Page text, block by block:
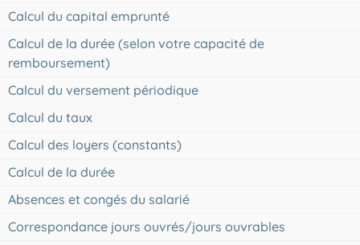
Calcul du capital emprunté
Calcul de la durée (selon votre capacité de
remboursement)
Calcul du versement périodique
Calcul du taux
Calcul des loyers (constants)
Calcul de la durée
Absences et congés du salarié
Correspondance jours ouvrés/jours ouvrables